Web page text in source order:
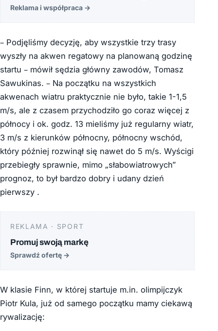
Reklama i współpraca →
– Podjęliśmy decyzję, aby wszystkie trzy trasy
wyszły na akwen regatowy na planowaną godzinę
startu – mówił sędzia główny zawodów, Tomasz
Sawukinas. – Na początku na wszystkich
akwenach wiatru praktycznie nie było, takie 1-1,5
m/s, ale z czasem przychodziło go coraz więcej z
północy i ok. godz. 13 mieliśmy już regularny wiatr,
3 m/s z kierunków północny, północny wschód,
który później rozwinął się nawet do 5 m/s. Wyścigi
przebiegły sprawnie, mimo „słabowiatrowych”
prognoz, to był bardzo dobry i udany dzień
pierwszy .
REKLAMA · SPORT
Promuj swoją markę
Sprawdź ofertę →
W klasie Finn, w której startuje m.in. olimpijczyk
Piotr Kula, już od samego początku mamy ciekawą
rywalizację: